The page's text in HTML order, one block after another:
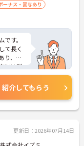
がで
るお仕
ーナス・賞与あり
す。
て長く
り、子
には詳
でお気
紹介してもらう
更新日：2026年07月14日